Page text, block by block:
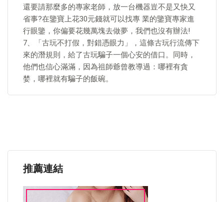
還要請那麼多的專家老師，放一台機器豈不是又快又
省事?在鑒寶上花30元錢就可以找專 業的鑒寶專家進
行眼鑒，你偏要花幾萬塊去做夢，我們也沒有辦法!
7、「古玩不打假，對錯憑眼力」，這條古玩行流傳下
來的潛規則，給了古玩騙子一個心安的借口。同時，
他們也信心滿滿，因為祖師爺曾教導過：哪裡有貪
婪，哪裡就有騙子的飯碗。
推薦連結